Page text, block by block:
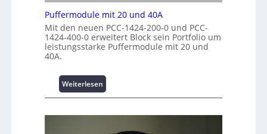
e
n
t
r
e
r
k
z
e
g
e
i
t
i
o
n
i
c
e
Puffermodule mit 20 und 40A
Mit den neuen PCC-1424-200-0 und PCC-
1424-400-0 erweitert Block sein Portfolio um
leistungsstarke Puffermodule mit 20 und
40A.
Weiterlesen:
P
f